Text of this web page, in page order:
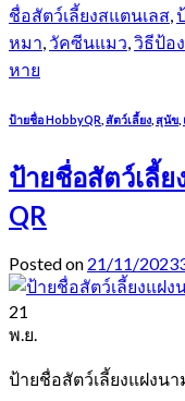
ชื่อสัตว์เลี้ยงสแตนเลส,
หมา, วัคซีนแมว,วิธีป้อ
หาย
ป้ายชื่อ HobbyQR สัตว์เลี้ยง สุนัข
ป้ายชื่อสัตว์เลี้
QR
Posted on 21/11/2023
21
พ.ย.
ป้ายชื่อสัตว์เลี้ยงแฝงน